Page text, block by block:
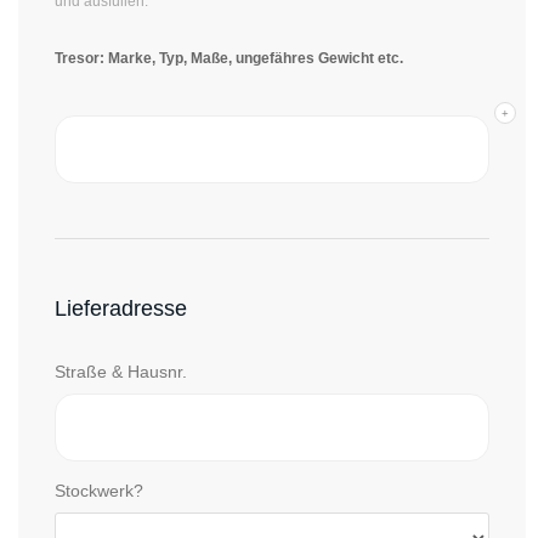
Tresor: Marke, Typ, Maße, ungefähres Gewicht etc.
Lieferadresse
Straße & Hausnr.
Stockwerk?